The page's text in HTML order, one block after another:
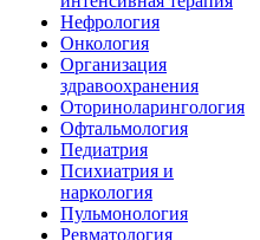
Нефрология
Онкология
Организация
здравоохранения
Оториноларингология
Офтальмология
Педиатрия
Психиатрия и
наркология
Пульмонология
Ревматология